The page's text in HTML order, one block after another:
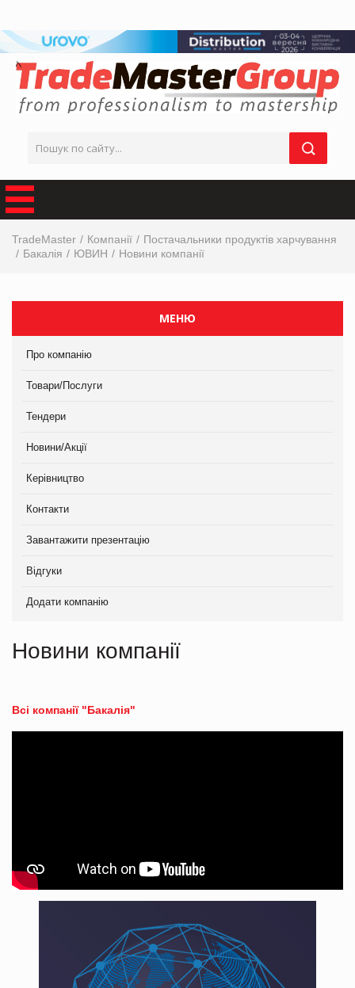
TradeMaster Компанії
Постачальники продуктів харчування
Бакалія
ЮВИН Новини компанії
МЕНЮ
Про компанію
Товари/Послуги
Тендери
Новини/Акції
Керівництво
Контакти
Завантажити презентацію
Відгуки
Додати компанію
Новини компанії
Всі компанії "Бакалія"